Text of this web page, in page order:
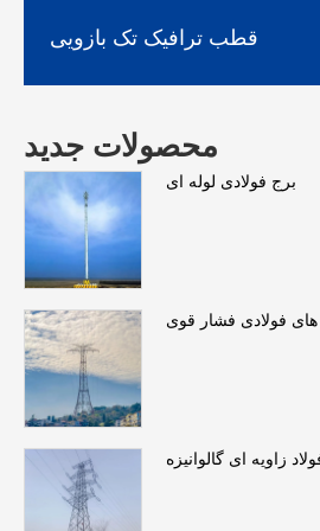
قطب ترافیک تک بازویی
محصولات جدید
برج فولادی لوله ای
های فولادی فشار قوی
زاویه ای گالوانیزه